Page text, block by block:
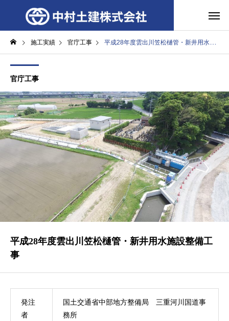
施工実績 官庁工事 平成28年度雲出川笠松樋管・新井用水施設整備工事
官庁工事
平成28年度雲出川笠松樋管・新井用水施設整備工
事
発注
者
国土交通省中部地方整備局 三重河川国道事
務所